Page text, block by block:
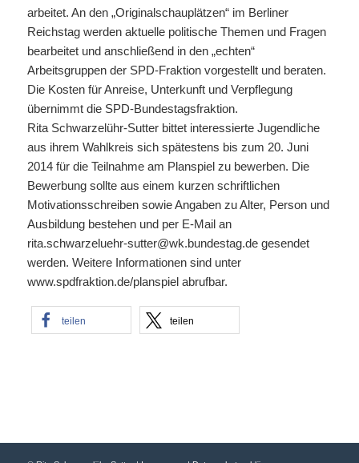
arbeitet. An den „Originalschauplätzen“ im Berliner
Reichstag werden aktuelle politische Themen und Fragen
bearbeitet und anschließend in den „echten“
Arbeitsgruppen der SPD-Fraktion vorgestellt und beraten.
Die Kosten für Anreise, Unterkunft und Verpflegung
übernimmt die SPD-Bundestagsfraktion.
Rita Schwarzelühr-Sutter bittet interessierte Jugendliche
aus ihrem Wahlkreis sich spätestens bis zum 20. Juni
2014 für die Teilnahme am Planspiel zu bewerben. Die
Bewerbung sollte aus einem kurzen schriftlichen
Motivationsschreiben sowie Angaben zu Alter, Person und
Ausbildung bestehen und per E-Mail an
rita.schwarzeluehr-sutter@wk.bundestag.de gesendet
werden. Weitere Informationen sind unter
www.spdfraktion.de/planspiel abrufbar.
teilen teilen